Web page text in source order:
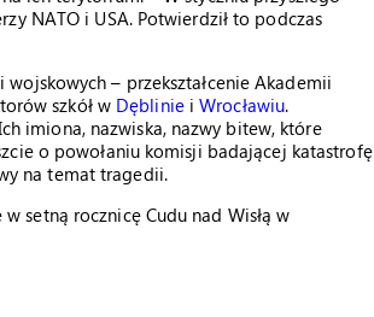
NATO i USA. Potwierdził to podczas
– przekształcenie Akademii
szkół w DęblinieiWrocławiu.
imiona, nazwiska, nazwy bitew, które
o powołaniu komisji badającej katastrofę
na temat tragedii.
setną rocznicę Cudu nad Wisłą w